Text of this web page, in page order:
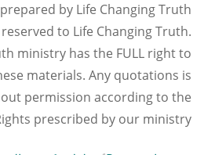
by Life Changing Truth
to Life Changing Truth.
ministry has the FULL right to
materials. Any quotations is
permission according to the
prescribed by our ministry.